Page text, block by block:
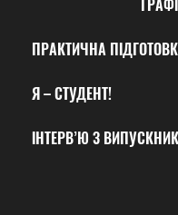
ПРАКТИЧНА
Я – СТУДЕНТ!
ІНТЕРВ’Ю З